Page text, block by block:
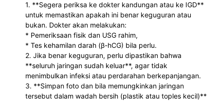
1. **Segera periksa ke dokter kandungan atau ke IGD**
untuk memastikan apakah ini benar keguguran atau
bukan. Dokter akan melakukan:
* Pemeriksaan fisik dan USG rahim,
* Tes kehamilan darah (β-hCG) bila perlu.
2. Jika benar keguguran, perlu dipastikan bahwa
**seluruh jaringan sudah keluar**, agar tidak
menimbulkan infeksi atau perdarahan berkepanjangan.
3. **Simpan foto dan bila memungkinkan jaringan
tersebut dalam wadah bersih (plastik atau toples kecil)**